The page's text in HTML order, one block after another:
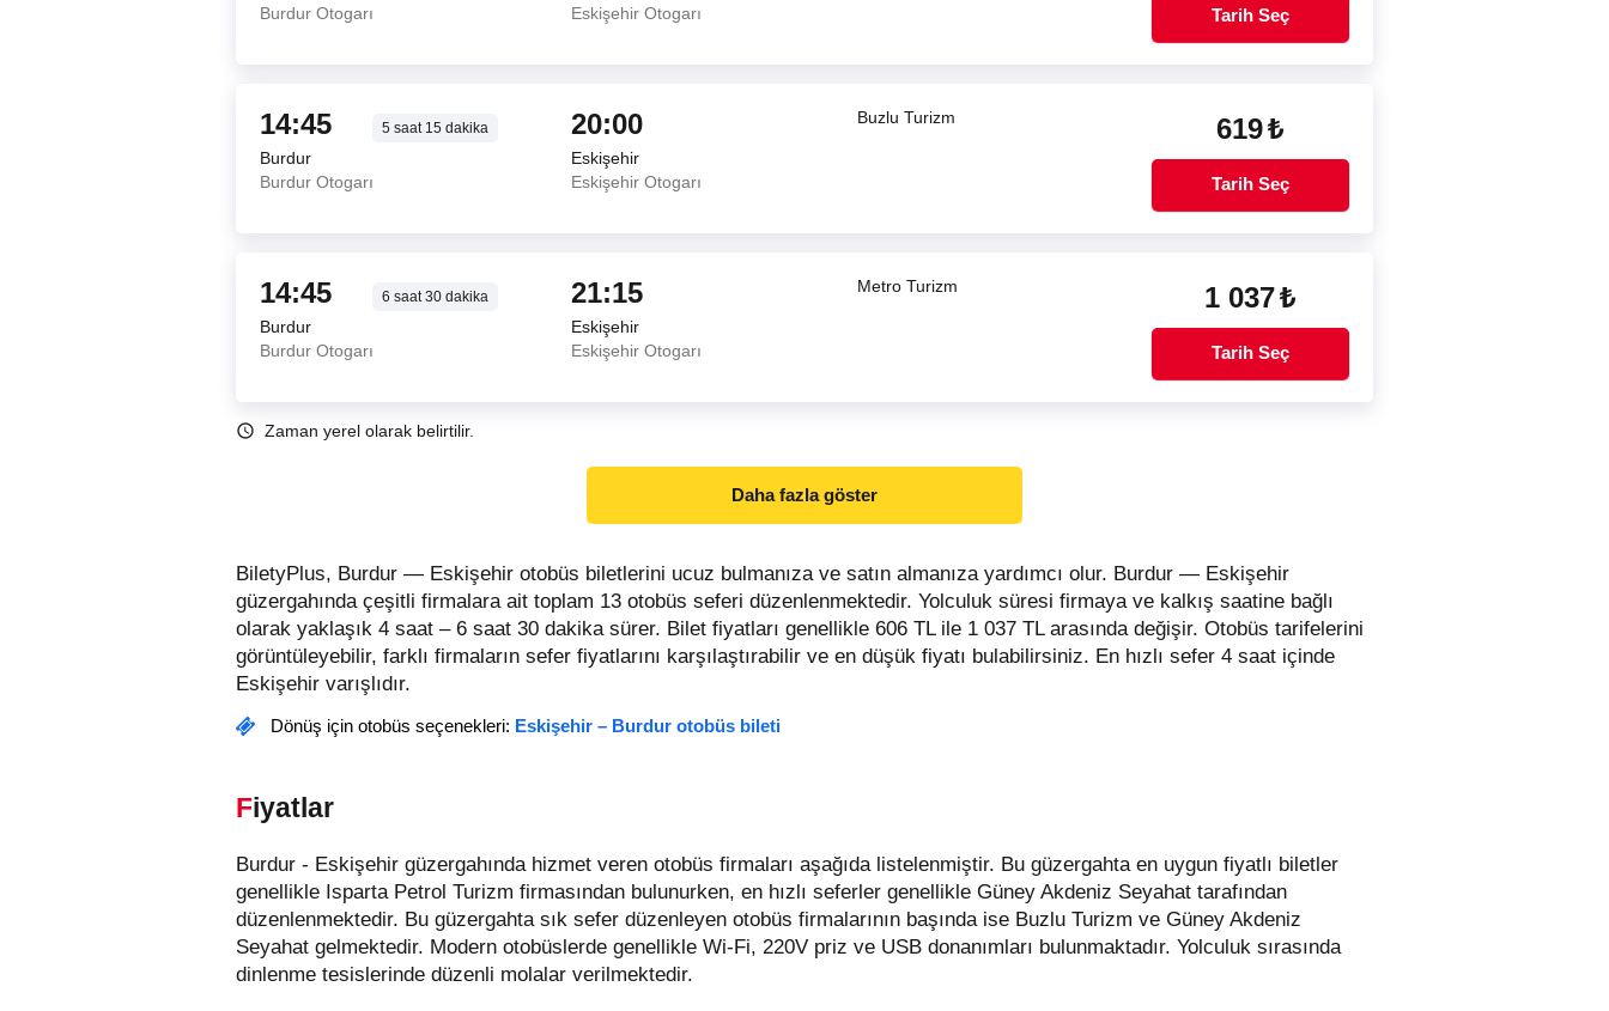
Burdur Otogarı
Eskişehir Otogarı
Tarih Seç
14:45 5 saat15 dakika
Burdur
Burdur Otogarı
20:00
Eskişehir
Eskişehir Otogarı
Buzlu Turizm 619₺
Tarih Seç
14:45 6 saat30 dakika
Burdur
Burdur Otogarı
21:15
Eskişehir
Eskişehir Otogarı
Metro Turizm 1 037₺
Tarih Seç
Zaman yerel olarak belirtilir.
Daha fazla göster
BiletyPlus, Burdur — Eskişehir otobüs biletlerini ucuz bulmanıza ve satın almanıza yardımcı olur. Burdur — Eskişehir
güzergahında çeşitli firmalara ait toplam 13 otobüs seferi düzenlenmektedir. Yolculuk süresi firmaya ve kalkış saatine bağlı
olarak yaklaşık 4 saat – 6 saat 30 dakika sürer. Bilet fiyatları genellikle 606 TL ile 1 037 TL arasında değişir. Otobüs tarifelerini
görüntüleyebilir, farklı firmaların sefer fiyatlarını karşılaştırabilir ve en düşük fiyatı bulabilirsiniz. En hızlı sefer 4 saat içinde
Eskişehir varışlıdır.
Dönüş için otobüs seçenekleri: Eskişehir – Burdur otobüs bileti
Fiyatlar
Burdur - Eskişehir güzergahında hizmet veren otobüs firmaları aşağıda listelenmiştir. Bu güzergahta en uygun fiyatlı biletler
genellikle Isparta Petrol Turizm firmasından bulunurken, en hızlı seferler genellikle Güney Akdeniz Seyahat tarafından
düzenlenmektedir. Bu güzergahta sık sefer düzenleyen otobüs firmalarının başında ise Buzlu Turizm ve Güney Akdeniz
Seyahat gelmektedir. Modern otobüslerde genellikle Wi-Fi, 220V priz ve USB donanımları bulunmaktadır. Yolculuk sırasında
dinlenme tesislerinde düzenli molalar verilmektedir.